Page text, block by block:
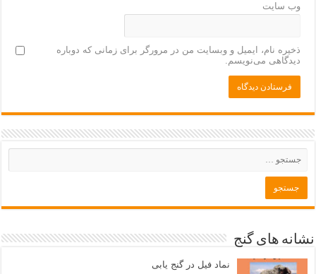
وب‌ سایت
ذخیره نام، ایمیل و وبسایت من در مرورگر برای زمانی که دوباره
دیدگاهی می‌نویسم.
نشانه های گنج
نماد فیل در گنج یابی